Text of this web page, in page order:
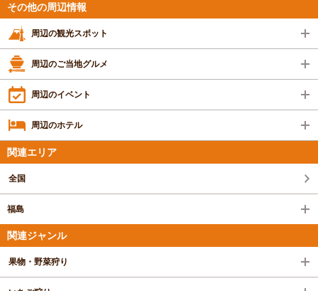
その他の周辺情報
周辺の観光スポット
周辺のご当地グルメ
周辺のイベント
周辺のホテル
関連エリア
全国
福島
関連ジャンル
果物・野菜狩り